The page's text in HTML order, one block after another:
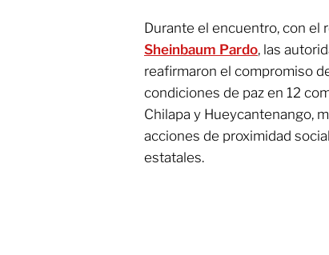
Durante el encuentro, con el
Sheinbaum Pardo, las
reafirmaron el compromiso
condiciones de paz en 12
Chilapa y Hueycantenango,
acciones de proximidad
estatales.